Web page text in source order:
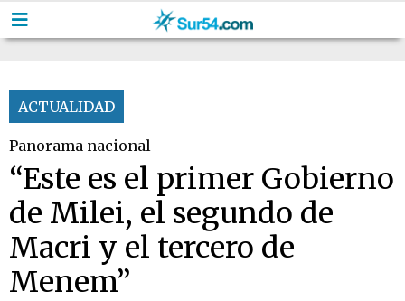
ACTUALIDAD
Panorama nacional
“Este es el primer Gobierno
de Milei, el segundo de
Macri y el tercero de
Menem”